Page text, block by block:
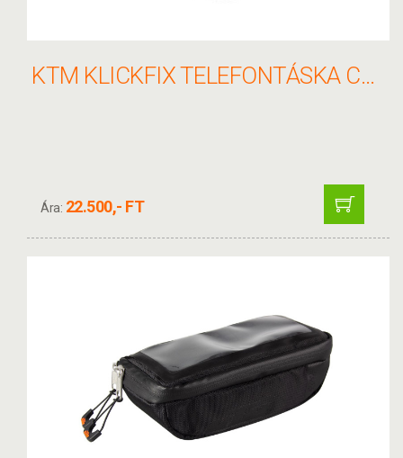
KTM KLICKFIX TELEFONTÁSKA COMFORT S
Ára: 22.500,- FT